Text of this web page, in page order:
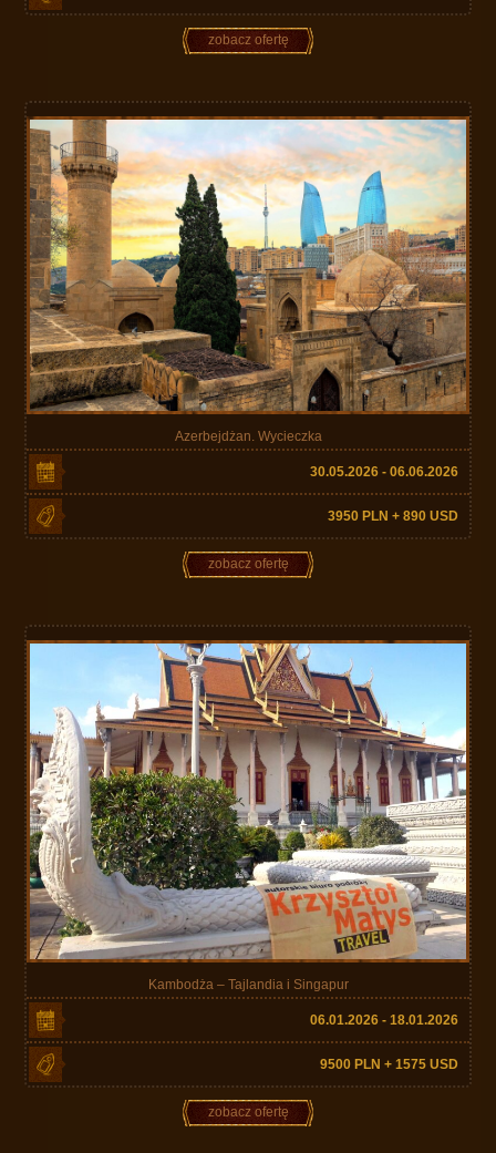
zobacz ofertę
Azerbejdżan. Wycieczka
30.05.2026 - 06.06.2026
3950 PLN + 890 USD
zobacz ofertę
Kambodża – Tajlandia i Singapur
06.01.2026 - 18.01.2026
9500 PLN + 1575 USD
zobacz ofertę